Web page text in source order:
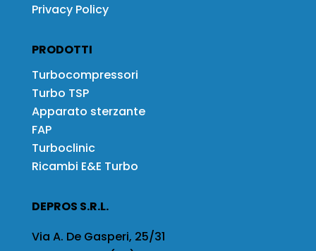
Privacy Policy
PRODOTTI
Turbocompressori
Turbo TSP
Apparato sterzante
FAP
Turboclinic
Ricambi E&E Turbo
DEPROS S.R.L.
Via A. De Gasperi, 25/31